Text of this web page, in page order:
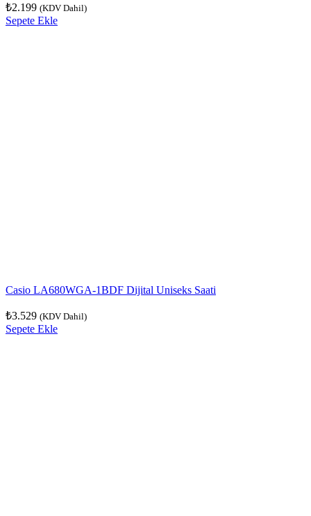
₺2.199 (KDV Dahil)
Sepete Ekle
Casio LA680WGA-1BDF Dijital Uniseks Saati
₺3.529 (KDV Dahil)
Sepete Ekle